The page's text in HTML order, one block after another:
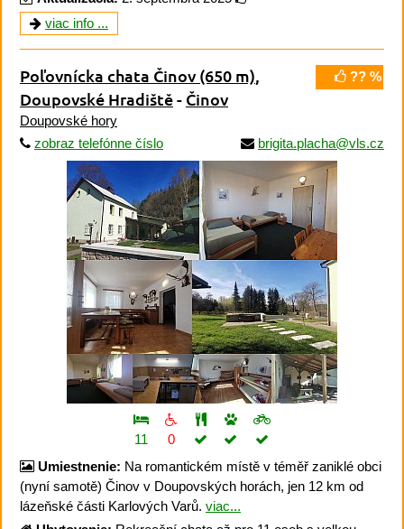
viac info ...
?? %
Poľovnícka chata Činov (650 m),
Doupovské Hradiště- Činov
Doupovské hory
zobraz telefónne číslo
brigita.placha@vls.cz
11
0
Umiestnenie: Na romantickém místě v téměř zaniklé obci
(nyní samotě) Činov v Doupovských horách, jen 12 km od
lázeňské části Karlových Varů. viac...